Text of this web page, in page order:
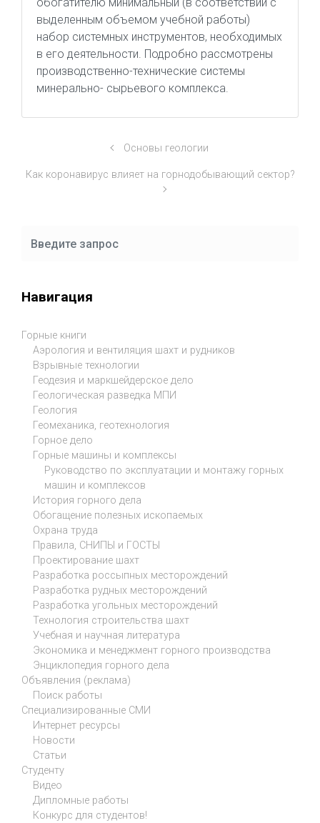
выделенным объемом учебной работы)
набор системных инструментов, необходимых
в его деятельности. Подробно рассмотрены
производственно-технические системы
минерально- сырьевого комплекса.
Основы геологии
Как коронавирус влияет на горнодобывающий сектор?
Навигация
Горные книги
Аэрология и вентиляция шахт и рудников
Взрывные технологии
Геодезия и маркшейдерское дело
Геологическая разведка МПИ
Геология
Геомеханика, геотехнология
Горное дело
Горные машины и комплексы
Руководство по эксплуатации и монтажу горных
машин и комплексов
История горного дела
Обогащение полезных ископаемых
Охрана труда
Правила, СНИПЫ и ГОСТЫ
Проектирование шахт
Разработка россыпных месторождений
Разработка рудных месторождений
Разработка угольных месторождений
Технология строительства шахт
Учебная и научная литература
Экономика и менеджмент горного производства
Энциклопедия горного дела
Объявления (реклама)
Поиск работы
Специализированные СМИ
Интернет ресурсы
Новости
Статьи
Студенту
Видео
Дипломные работы
Конкурс для студентов!